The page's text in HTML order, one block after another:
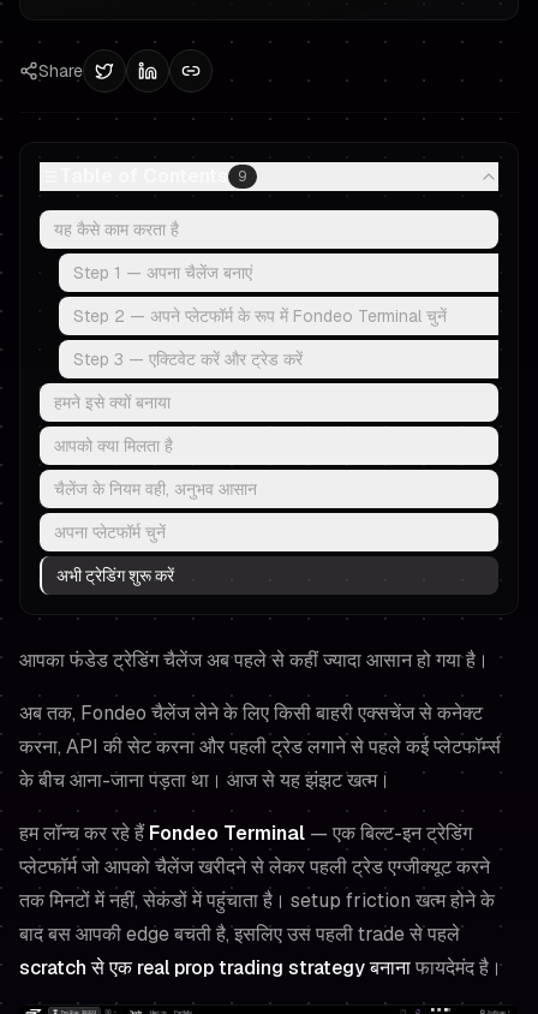
Share
9
यह कैसे काम करता है
Step 1 — अपना चैलेंज बनाएं
Step 2 — अपने प्लेटफॉर्म के रूप में Fondeo Terminal चुनें
Step 3 — एक्टिवेट करें और ट्रेड करें
हमने इसे क्यों बनाया
आपको क्या मिलता है
चैलेंज के नियम वही, अनुभव आसान
अपना प्लेटफॉर्म चुनें
अभी ट्रेडिंग शुरू करें
आपका फंडेड ट्रेडिंग चैलेंज अब पहले से कहीं ज्यादा आसान हो गया है।
अब तक, Fondeo चैलेंज लेने के लिए किसी बाहरी एक्सचेंज से कनेक्ट
करना, API की सेट करना और पहली ट्रेड लगाने से पहले कई प्लेटफॉर्म्स
के बीच आना-जाना पड़ता था। आज से यह झंझट खत्म।
हम लॉन्च कर रहे हैंFondeo Terminal — एक बिल्ट-इन ट्रेडिंग
प्लेटफॉर्म जो आपको चैलेंज खरीदने से लेकर पहली ट्रेड एग्जीक्यूट करने
तक मिनटों में नहीं, सेकंडों में पहुंचाता है। setup friction खत्म होने के
बाद बस आपकी edge बचती है, इसलिए उस पहली trade से पहले
scratch से एक real prop trading strategy बनानाफायदेमंद है।